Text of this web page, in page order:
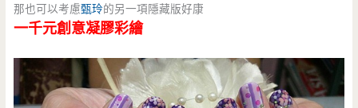
那也可以考慮甄玲的另一項隱藏版好康
一千元創意凝膠彩繪